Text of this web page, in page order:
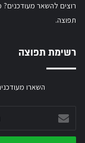
רוצים להשאר
תפוצה.
רשימת תפוצה
השארו
את
כתובת